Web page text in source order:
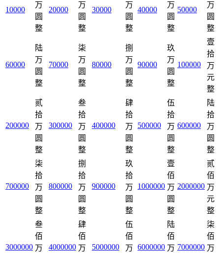
10000
万
圆
整
20000
万
圆
整
30000
万
圆
整
40000
万
圆
整
50000
万
圆
整
60000
陆
万
圆
整
70000
柒
万
圆
整
80000
捌
万
圆
整
90000
玖
万
圆
整
100000
壹
拾
万
元
整
200000
贰
拾
万
圆
整
300000
叁
拾
万
圆
整
400000
肆
拾
万
圆
整
500000
伍
拾
万
圆
整
600000
陆
拾
万
圆
整
700000
柒
拾
万
圆
整
800000
捌
拾
万
圆
整
900000
玖
拾
万
圆
整
1000000
壹
佰
万
圆
整
2000000
贰
佰
万
元
整
3000000
叁
佰
万
4000000
肆
佰
万
5000000
伍
佰
万 6000000
陆
佰
万 7000000
柒
佰
万